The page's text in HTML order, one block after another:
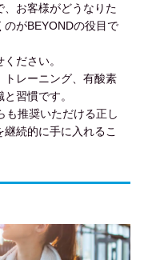
、お客様がどうなりた
のがBEYONDの役目で
ださい。
トレーニング、有酸素
習慣です。
も推奨いただける正し
続的に手に入れるこ